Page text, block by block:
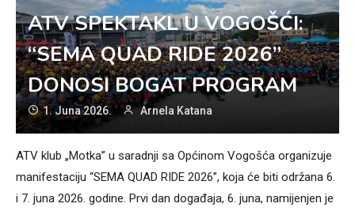
ATV SPEKTAKL U VOGOŠĆI:
“SEMA QUAD RIDE 2026”
DONOSI BOGAT PROGRAM
1. Juna 2026. Arnela Katana
ATV klub „Motka” u saradnji sa Općinom Vogošća organizuje
manifestaciju “SEMA QUAD RIDE 2026”, koja će biti održana 6.
i 7. juna 2026. godine. Prvi dan događaja, 6. juna, namijenjen je